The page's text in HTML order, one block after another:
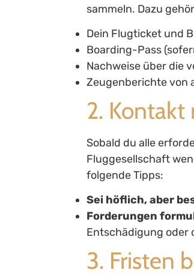
sammeln. Dazu
Dein Flugticket und
Boarding-Pass
Nachweise über die
Zeugenberichte von
2. Kontakt
Sobald du alle
Fluggesellschaft
folgende Tipps:
Sei höflich, aber
Forderungen
Entschädigung oder
3. Fristen